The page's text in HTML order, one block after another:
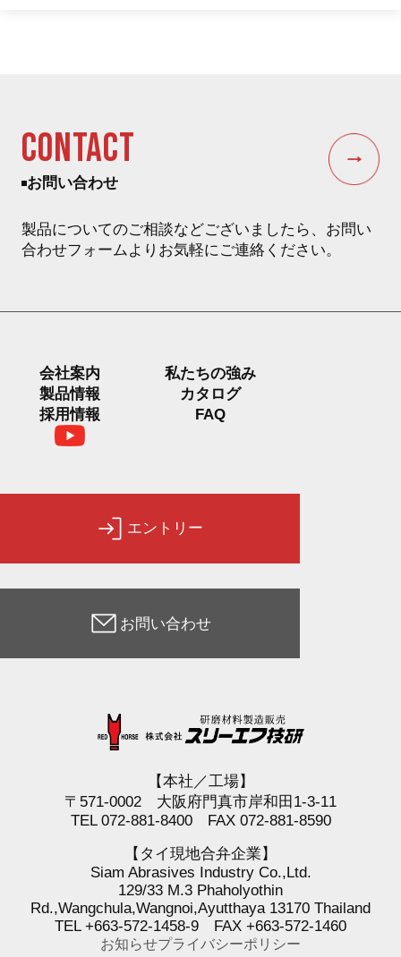
CONTACT
お問い合わせ
製品についてのご相談などございましたら、お問い
合わせフォームよりお気軽にご連絡ください。
【本社／工場】
〒571-0002 大阪府門真市岸和田1-3-11
TEL 072-881-8400 FAX 072-881-8590
【タイ現地合弁企業】
Siam Abrasives Industry Co.,Ltd.
129/33 M.3 Phaholyothin
Rd.,Wangchula,Wangnoi,Ayutthaya 13170 Thailand
TEL +663-572-1458-9 FAX +663-572-1460
お知らせプライバシーポリシー
会社案内
私たちの強み
製品情報
カタログ
採用情報
FAQ
エントリー
お問い合わせ